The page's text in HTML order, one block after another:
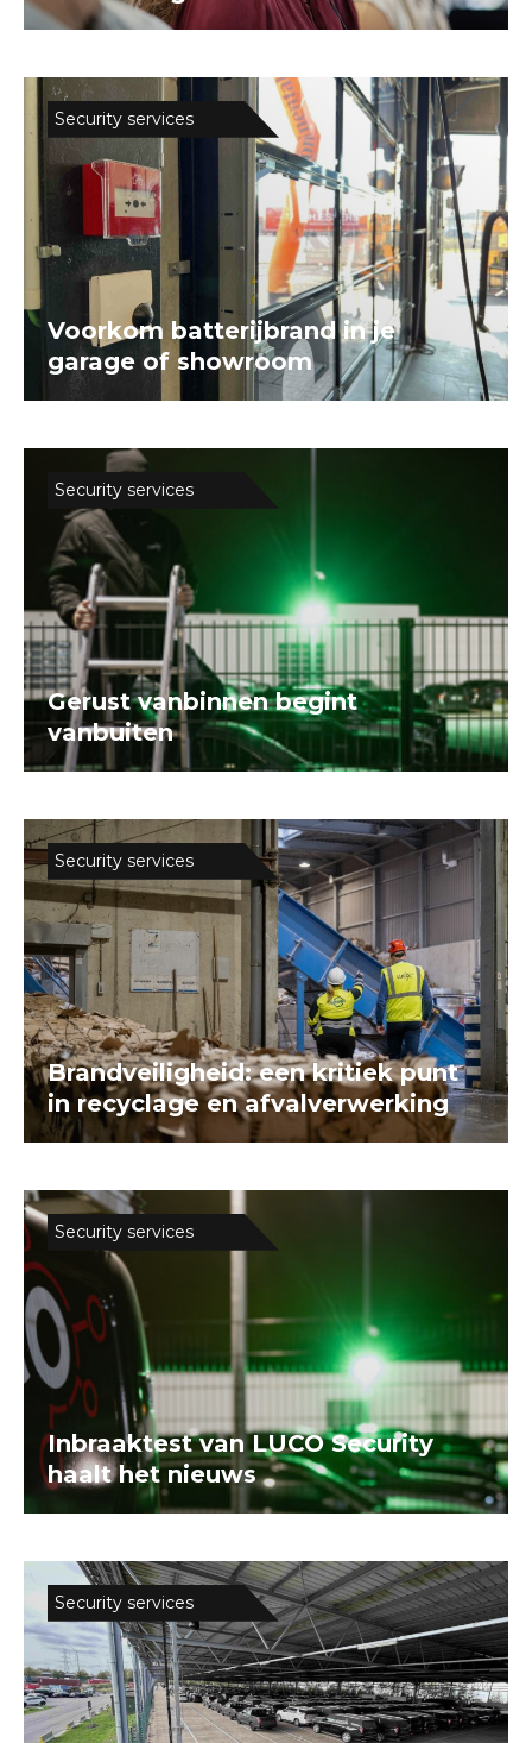
Security services
Voorkom batterijbrand in je
garage of showroom
Security services
Gerust vanbinnen begint
vanbuiten
Security services
Brandveiligheid: een kritiek punt
in recyclage en afvalverwerking
Security services
Inbraaktest van LUCO Security
haalt het nieuws
Security services